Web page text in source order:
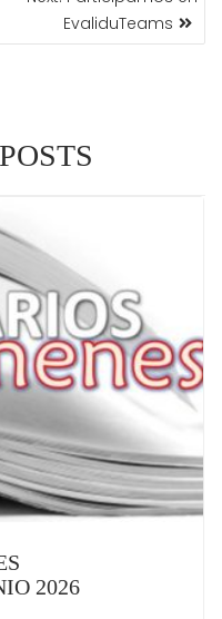
EvaliduTeams
2026